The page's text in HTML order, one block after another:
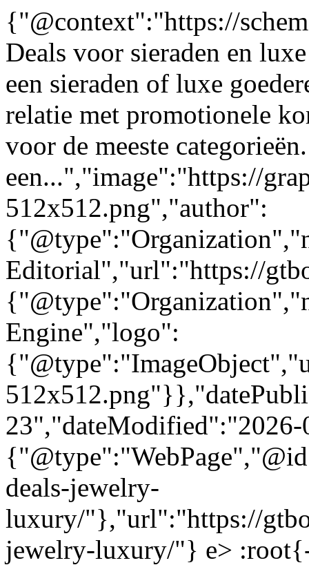
{"@context":"https://
Deals voor sieraden en
een sieraden of luxe
relatie met promotionele
voor de meeste
een...","image":"https://
512x512.png","author":
Editorial","url":"https://
Engine","logo":
deals-jewelry-
luxury/"},"url":"https://
jewelry-luxury/"} e>